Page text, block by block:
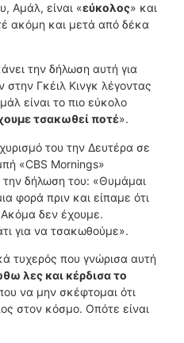
Αμάλ, είναι «εύκολος» και
ακόμη και μετά από δέκα
την δήλωση αυτή για
Γκέιλ Κινγκ λέγοντας
είναι το πιο εύκολο
τσακωθεί ποτέ».
του την Δευτέρα σε
«CBS Mornings»
την δήλωση του: «Θυμάμαι
φορά πριν και είπαμε ότι
δεν έχουμε.
για να τσακωθούμε».
τυχερός που γνώρισα αυτή
λες και κέρδισα το
να μην σκέφτομαι ότι
στον κόσμο. Οπότε είναι